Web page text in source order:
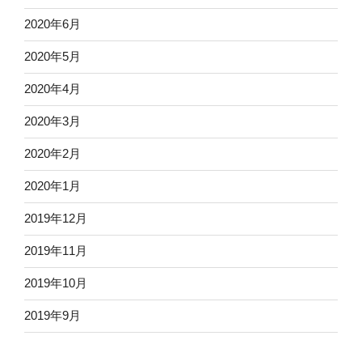
2020年6月
2020年5月
2020年4月
2020年3月
2020年2月
2020年1月
2019年12月
2019年11月
2019年10月
2019年9月